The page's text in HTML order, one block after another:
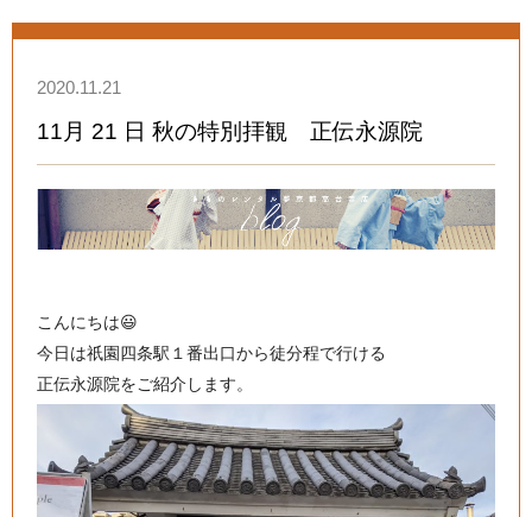
2020.11.21
11月 21 日 秋の特別拝観 正伝永源院
こんにちは😃
今日は祇園四条駅１番出口から徒分程で行ける
正伝永源院をご紹介します。